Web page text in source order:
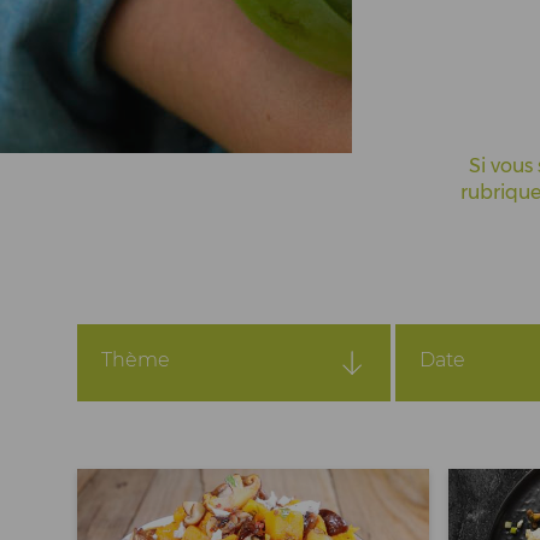
Actualités
Espace Pros & Presse
Si
Thème
Coopératives
Recette
Date
2026
2025